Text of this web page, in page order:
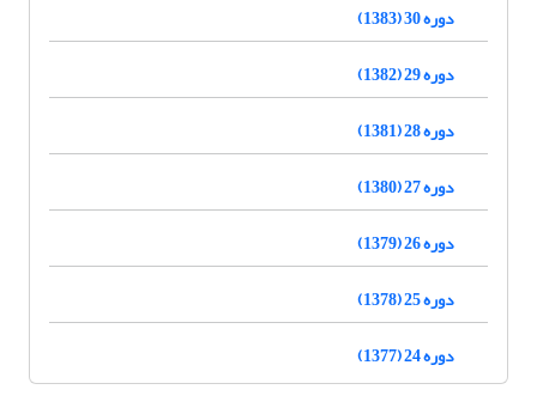
دوره 30 (1383)
دوره 29 (1382)
دوره 28 (1381)
دوره 27 (1380)
دوره 26 (1379)
دوره 25 (1378)
دوره 24 (1377)